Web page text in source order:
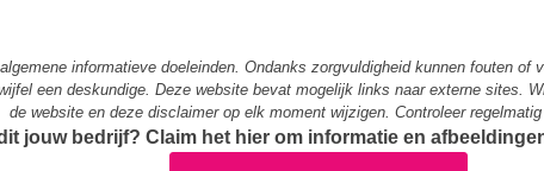
informatieve doeleinden. Ondanks zorgvuldigheid kunnen fouten
een deskundige. Deze website bevat mogelijk links naar externe sites.
de website en deze disclaimer op elk moment wijzigen. Controleer
jouw bedrijf? Claim het hier om informatie en